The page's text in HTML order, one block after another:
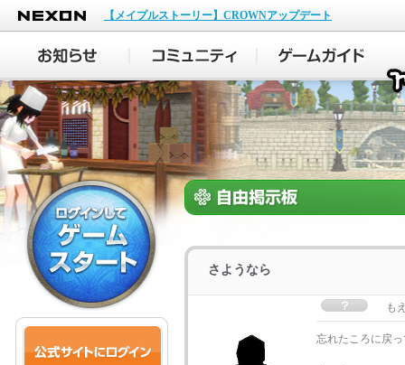
NEXON
【メイプルストーリー】CROWNアップデート
さようなら
も
忘れたころに戻